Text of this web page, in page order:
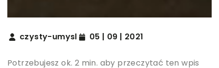
czysty-umysl 05 | 09 | 2021
Potrzebujesz ok. 2 min. aby przeczytać ten wpis